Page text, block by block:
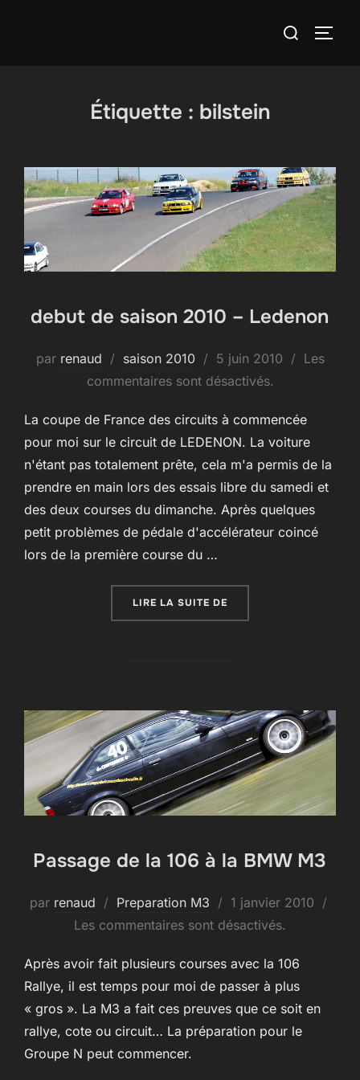
Rechercher :
Étiquette : bilstein
debut de saison 2010 – Ledenon
par renaud saison 2010
Publié
le
5 juin 2010
Les
commentaires sont désactivés.
La coupe de France des circuits à commencée
pour moi sur le circuit de LEDENON. La voiture
n'étant pas totalement prête, cela m'a permis de la
prendre en main lors des essais libre du samedi et
des deux courses du dimanche. Après quelques
petit problèmes de pédale d'accélérateur coincé
lors de la première course du …
LIRE LA SUITE DE
Passage de la 106 à la BMW M3
par renaud Preparation M3
Publié
le
1 janvier 2010
Les commentaires sont désactivés.
Après avoir fait plusieurs courses avec la 106
Rallye, il est temps pour moi de passer à plus
« gros ». La M3 a fait ces preuves que ce soit en
rallye, cote ou circuit… La préparation pour le
Groupe N peut commencer.